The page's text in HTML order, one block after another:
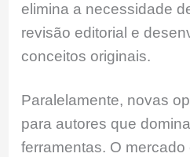
elimina a necessidade
revisão editorial e
conceitos originais.
Paralelamente, novas
para autores que
ferramentas. O mercado